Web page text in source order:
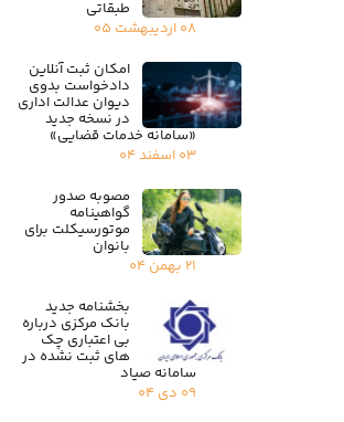
طبقاتی
۰۸ اردیبهشت ۰۵
امکان ثبت آنلاین
دادخواست بدوی
دیوان عدالت اداری
در نسخه جدید
«سامانه خدمات قضایی»
۰۳ اسفند ۰۴
مصوبه صدور
گواهینامه
موتورسیکلت برای
بانوان
۲۱ بهمن ۰۴
بخشنامه جدید
بانک مرکزی درباره
بی اعتباری چک
های ثبت نشده در
سامانه صیاد
۰۹ دی ۰۴